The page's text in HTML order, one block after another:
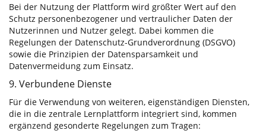
Bei der Nutzung der Plattform wird größter Wert auf den
Schutz personenbezogener und vertraulicher Daten der
Nutzerinnen und Nutzer gelegt. Dabei kommen die
Regelungen der Datenschutz-Grundverordnung (DSGVO)
sowie die Prinzipien der Datensparsamkeit und
Datenvermeidung zum Einsatz.
9. Verbundene Dienste
Für die Verwendung von weiteren, eigenständigen Diensten,
die in die zentrale Lernplattform integriert sind, kommen
ergänzend gesonderte Regelungen zum Tragen: